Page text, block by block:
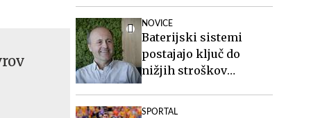
NOVICE
Baterijski sistemi
postajajo ključ do
nižjih stroškov
SPORTAL